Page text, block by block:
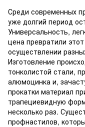
Среди современных
уже долгий период
Универсальность,
цена превратили
осуществлении
Изготовление
тонколистой стали,
алюмоцинка и,
прокатки материал
трапециевидную
несколько раз.
профнастилов,